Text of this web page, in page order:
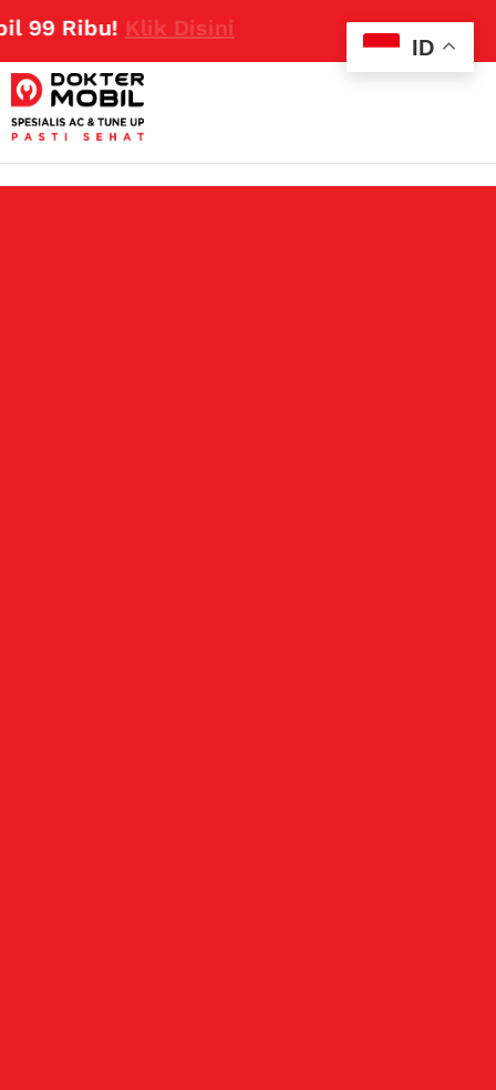
Ribu!Klik Disini
ID